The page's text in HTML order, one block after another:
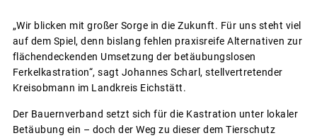
„Wir blicken mit großer Sorge in die Zukunft. Für uns steht viel
auf dem Spiel, denn bislang fehlen praxisreife Alternativen zur
flächendeckenden Umsetzung der betäubungslosen
Ferkelkastration“, sagt Johannes Scharl, stellvertretender
Kreisobmann im Landkreis Eichstätt.
Der Bauernverband setzt sich für die Kastration unter lokaler
Betäubung ein – doch der Weg zu dieser dem Tierschutz